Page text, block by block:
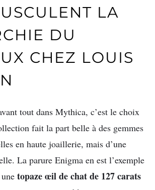
LA
DU
CHEZ LOUIS
tout dans Mythica, c’est le choix
fait la part belle à des gemmes
en haute joaillerie, mais d’une
La parure Enigma en est l’exemple
topaze œil de chat de 127 carats